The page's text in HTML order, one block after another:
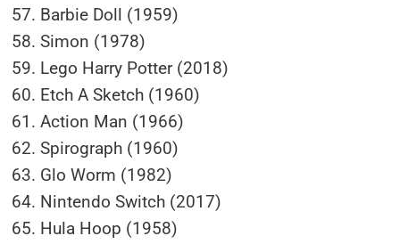
Barbie Doll (1959)
Simon (1978)
Lego Harry Potter (2018)
Etch A Sketch (1960)
Action Man (1966)
Spirograph (1960)
Glo Worm (1982)
Nintendo Switch (2017)
Hula Hoop (1958)